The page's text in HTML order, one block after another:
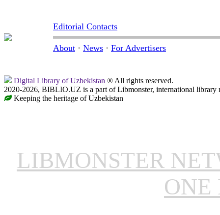
Editorial Contacts
About · News · For Advertisers
Digital Library of Uzbekistan ® All rights reserved.
2020-2026, BIBLIO.UZ is a part of Libmonster, international library
Keeping the heritage of Uzbekistan
LIBMONSTER
ONE